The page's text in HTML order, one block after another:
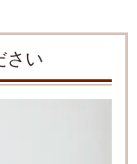
さい